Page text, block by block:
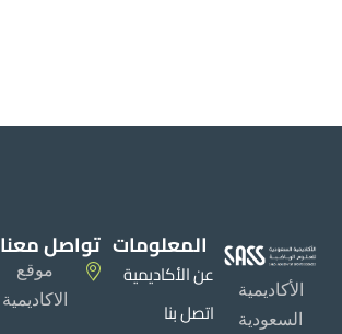
الأكاديمية
السعودية
المعلومات
عن الأكاديمية
اتصل بنا
تواصل معنا
موقع
الاكاديمية